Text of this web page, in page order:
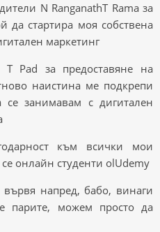
N RanganathT Rama за
да стартира моя собствена
маркетинг
T Pad за предоставяне на
наистина ме подкрепи
се занимавам с дигитален
към всички мои
онлайн студенти olUdemy
напред, бабо, винаги
парите, можем просто да